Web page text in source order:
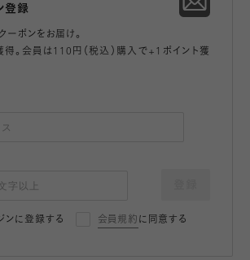
登録
ポンをお届け。
得。会員は110円（税込）購入で+1ポイント獲
ンに登録する 会員規約 に同意する